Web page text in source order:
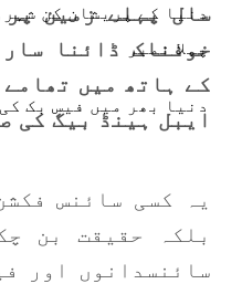
سال پہلے زمین
خوفناک ڈائنا
کے ہاتھ میں
ایبل ہینڈ بیگ کی
یہ کسی سائنس
بلکہ حقیقت بن
سائنسدانوں اور
دنیا کے پریشان کن
پہلا نمبر
دنیا بھر میں فیس بک